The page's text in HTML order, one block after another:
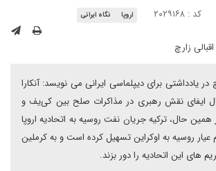
کد : ۲۰۲۹۱۶۸ اروپا نگاه ایرانی
زارچ
در یادداشتی برای دیپلماسی ایرانی می نویسد: آنکارا
ایفای نقش رهبری در مذاکرات صلح بین کی‌یف و
حال، ترکیه جریان نفت روسیه به اتحادیه اروپا
عیار روسیه به اوکراین تسهیل کرده است و به کرملین
های این اتحادیه را دور بزند.